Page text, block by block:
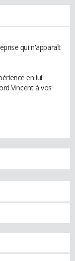
qui n'apparaît
en lui
Vincent à vos